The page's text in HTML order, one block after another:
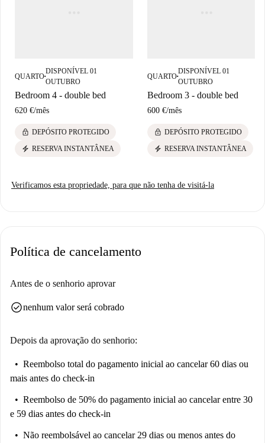
QUARTO■
DISPONÍVEL 01
OUTUBRO
Bedroom 4 - double bed
620 €/mês
lock DEPÓSITO PROTEGIDO
electric_bolt RESERVA INSTANTÂNEA
QUARTO■
DISPONÍVEL 01
OUTUBRO
Bedroom 3 - double bed
600 €/mês
lock DEPÓSITO PROTEGIDO
electric_bolt RESERVA INSTANTÂNEA
Verificamos esta propriedade, para que não tenha de visitá-la
Política de cancelamento
Antes de o senhorio aprovar
check_circlenenhum valor será cobrado
Depois da aprovação do senhorio:
Reembolso total do pagamento inicial ao cancelar 60 dias ou
mais antes do check-in
Reembolso de 50% do pagamento inicial ao cancelar entre 30
e 59 dias antes do check-in
Não reembolsável ao cancelar 29 dias ou menos antes do